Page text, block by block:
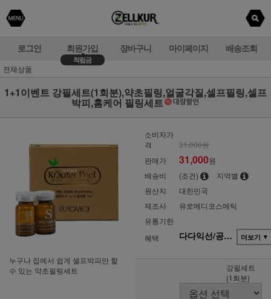
로그인 회원가입
적립금
장바구니 마이페이지 배송조회
전체상품
1+1이벤트 강필세트(1회분),약초필링,얼굴각질,셀프필링,셀프
박피,홈케어 필링세트
누구나 집에서 쉽게 셀프박피만 할
수 있는 약초필링세트
소비자가
격
31,000원
판매가
31,000원
배송비
(조건)
지역별
원산지
대한민국
제조사
유로메디코스메틱
유통기한
혜택
다다익선/공동구매(세트) 더보기 ▼
강필세트
(1회분)